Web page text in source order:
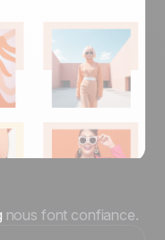
nous font confiance.